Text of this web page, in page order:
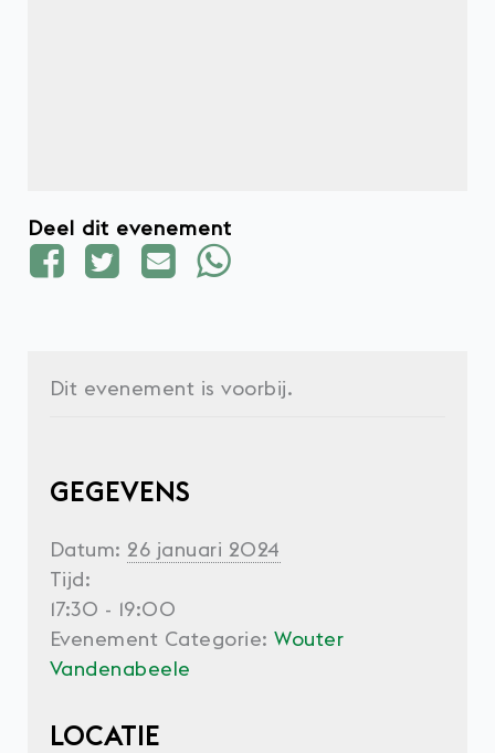
Deel dit evenement
Dit evenement is voorbij.
GEGEVENS
Datum: 26 januari 2024
Tijd:
17:30 - 19:00
Evenement Categorie: Wouter
Vandenabeele
LOCATIE